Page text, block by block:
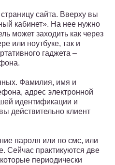
сайта. Вверху вы
кабинет». На нее нужно
может заходить как через
или ноутбуке, так и
гаджета –
Фамилия, имя и
адрес электронной
идентификации и
действительно клиент
пароля или по смс, или
Сейчас практикуются две
периодически